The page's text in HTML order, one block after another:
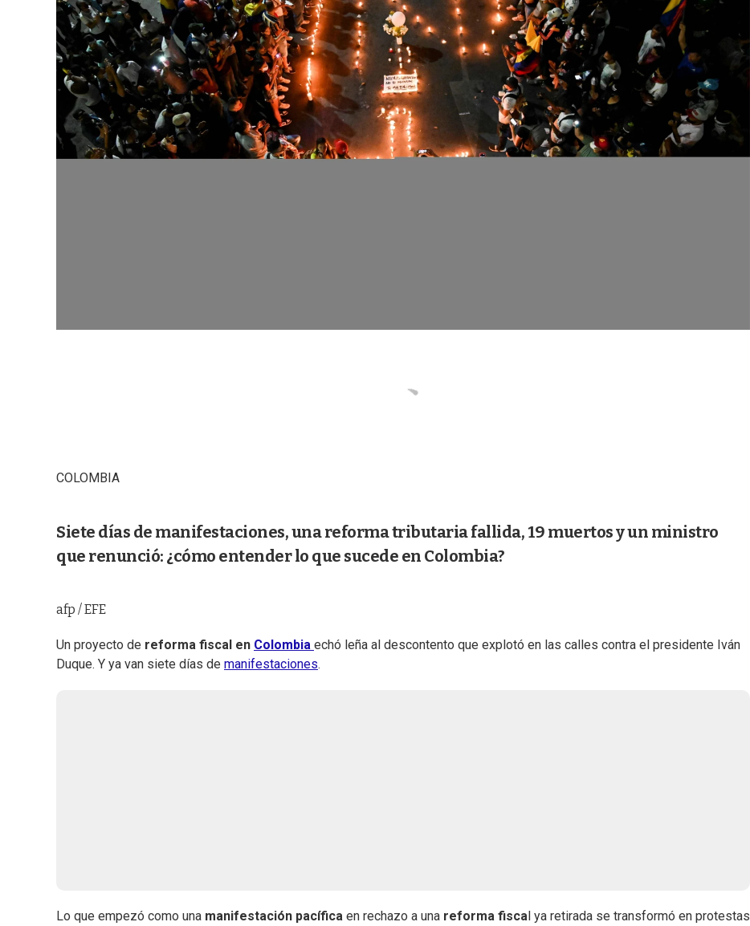
COLOMBIA
Siete días de manifestaciones, una reforma tributaria fallida, 19 muertos y un ministro
que renunció: ¿cómo entender lo que sucede en Colombia?
afp / EFE
Un proyecto de reforma fiscal en Colombia echó leña al descontento que explotó en las calles contra el presidente Iván
Duque. Y ya van siete días de manifestaciones.
Lo que empezó como una manifestación pacífica en rechazo a una reforma fisca l ya retirada se transformó en protestas